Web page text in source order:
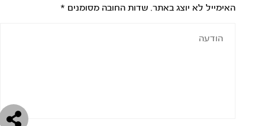
האימייל לא יוצג באתר. שדות החובה מסומנים *